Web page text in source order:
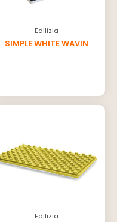
Edilizia
SIMPLE WHITE WAVIN
Edilizia